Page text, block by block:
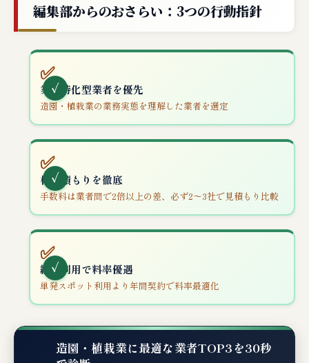
編集部からのおさらい：3つの行動指針
✅
業界特化型業者を優先
造園・植栽業の業務実態を理解した業者を選定
✅
相見積もりを徹底
手数料は業者間で2倍以上の差、必ず2〜3社で見積もり比較
✅
継続利用で料率優遇
単発スポット利用より年間契約で料率最適化
造園・植栽業に最適な業者TOP3を30秒